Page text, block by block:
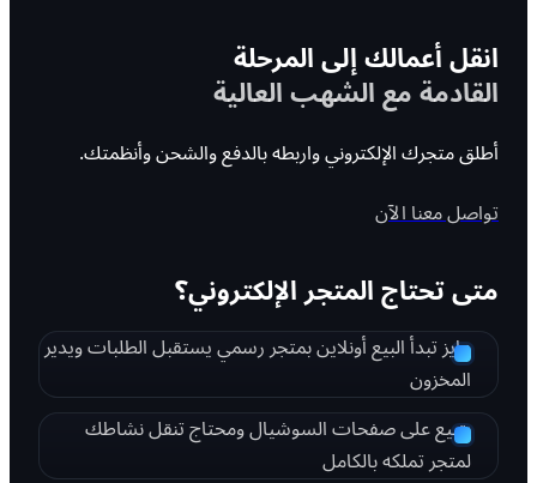
انقل أعمالك إلى المرحلة
القادمة مع الشهب العالية
أطلق متجرك الإلكتروني واربطه بالدفع والشحن وأنظمتك.
تواصل معنا الآن
متى تحتاج المتجر الإلكتروني؟
عايز تبدأ البيع أونلاين بمتجر رسمي يستقبل الطلبات ويدير
المخزون
بتبيع على صفحات السوشيال ومحتاج تنقل نشاطك
لمتجر تملكه بالكامل